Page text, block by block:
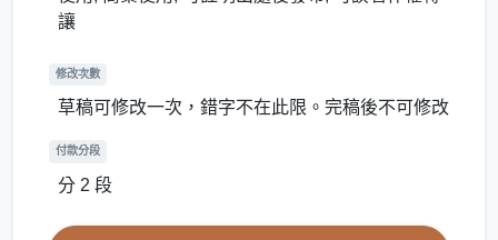
讓
修改次數
草稿可修改一次，錯字不在此限。完稿後不可修改
付款分段
分 2 段